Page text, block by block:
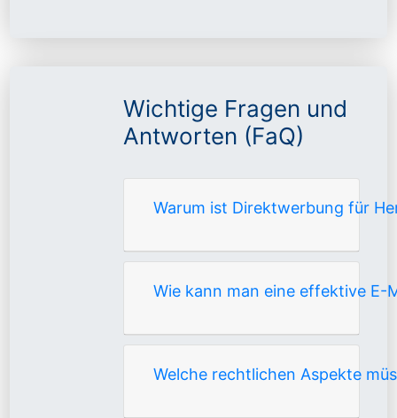
Wichtige Fragen und
Antworten (FaQ)
Warum ist Direktwerbung für
Wie kann man eine effektive
Welche rechtlichen Aspekte